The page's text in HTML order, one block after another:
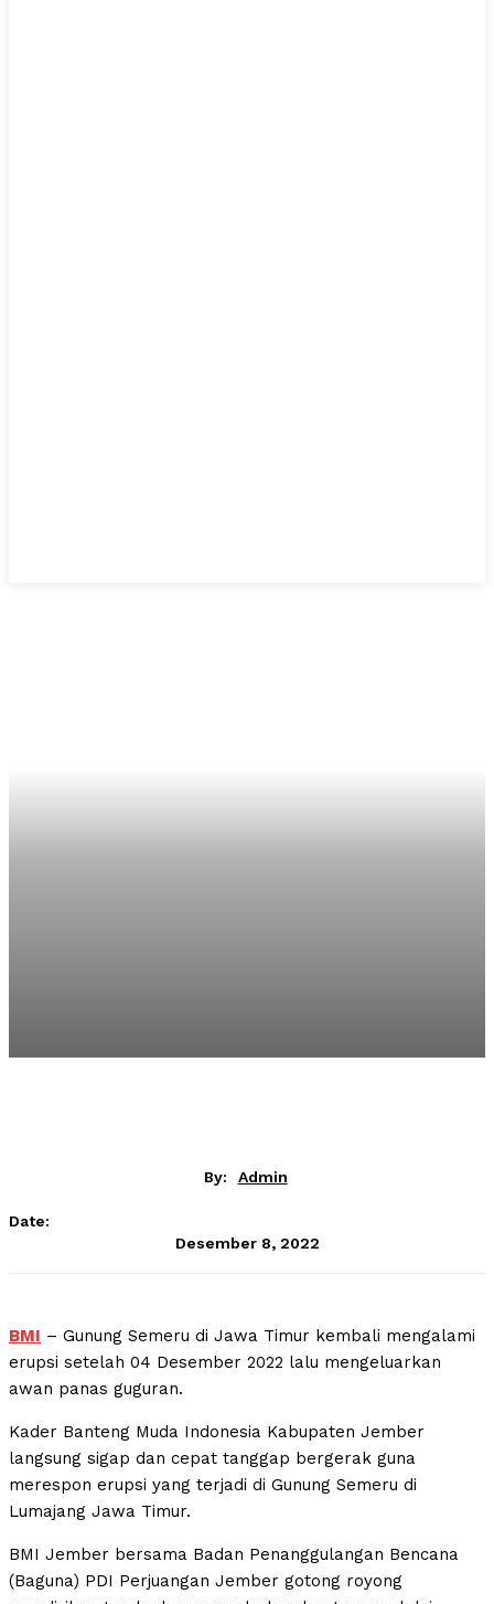
By: Admin
Date:
Desember 8, 2022
BMI – Gunung Semeru di Jawa Timur kembali mengalami
erupsi setelah 04 Desember 2022 lalu mengeluarkan
awan panas guguran.
Kader Banteng Muda Indonesia Kabupaten Jember
langsung sigap dan cepat tanggap bergerak guna
merespon erupsi yang terjadi di Gunung Semeru di
Lumajang Jawa Timur.
BMI Jember bersama Badan Penanggulangan Bencana
(Baguna) PDI Perjuangan Jember gotong royong